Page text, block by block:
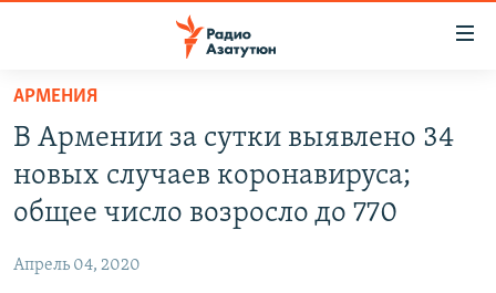
Перейти
основному
содержанию
Перейти
основной
навигации
НОВОСТИ
ПОЛИТИКА
ЭКОНОМИКА
АРМЕНИЯ
В Армении за сутки выявлено 34
новых случаев коронавируса;
общее число возросло до 770
Апрель 04, 2020